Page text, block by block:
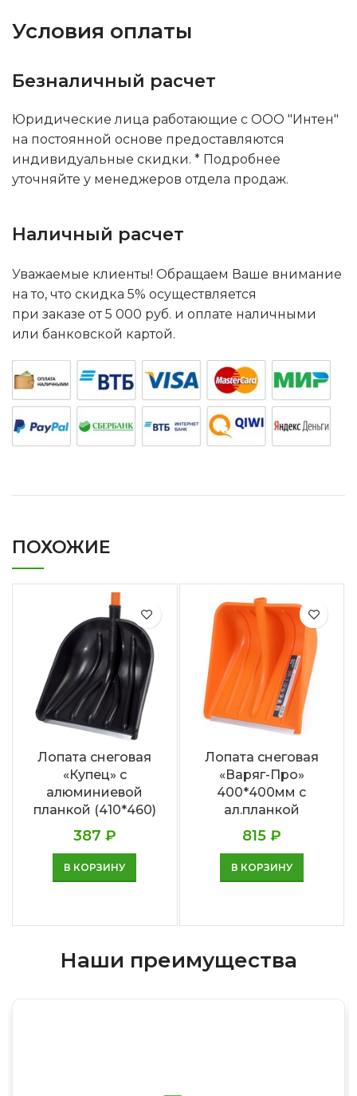
Условия оплаты
Безналичный расчет
Юридические лица работающие с ООО "Интен"
на постоянной основе предоставляются
индивидуальные скидки. * Подробнее
уточняйте у менеджеров отдела продаж.
Наличный расчет
Уважаемые клиенты! Обращаем Ваше внимание
на то, что скидка 5% осуществляется
при заказе от 5 000 руб. и оплате наличными
или банковской картой.
ПОХОЖИЕ
Лопата снеговая
«Купец» с
алюминиевой
планкой (410*460)
387 ₽
В КОРЗИНУ
Лопата снеговая
«Варяг-Про»
400*400мм с
ал.планкой
815 ₽
В КОРЗИНУ
Наши преимущества